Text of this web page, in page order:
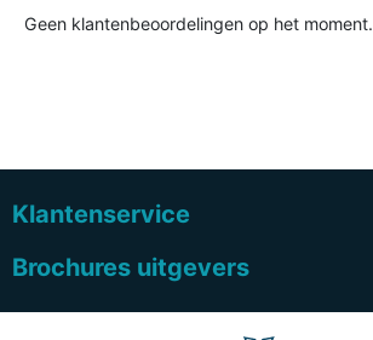
Geen klantenbeoordelingen op het moment.
Klantenservice
Brochures uitgevers